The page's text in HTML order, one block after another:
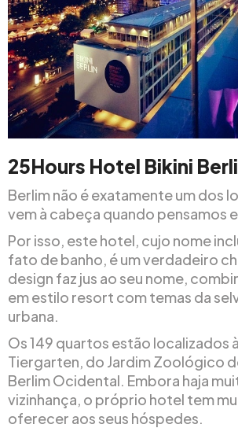
25Hours Hotel Bikini
Berlim não é exatamente um dos
vem à cabeça quando pensamos
Por isso, este hotel, cujo nome
fato de banho, é um verdadeiro
design faz jus ao seu nome,
em estilo resort com temas da
urbana.
Os 149 quartos estão localizados
Tiergarten, do Jardim Zoológico
Berlim Ocidental. Embora haja
vizinhança, o próprio hotel tem
oferecer aos seus hóspedes.